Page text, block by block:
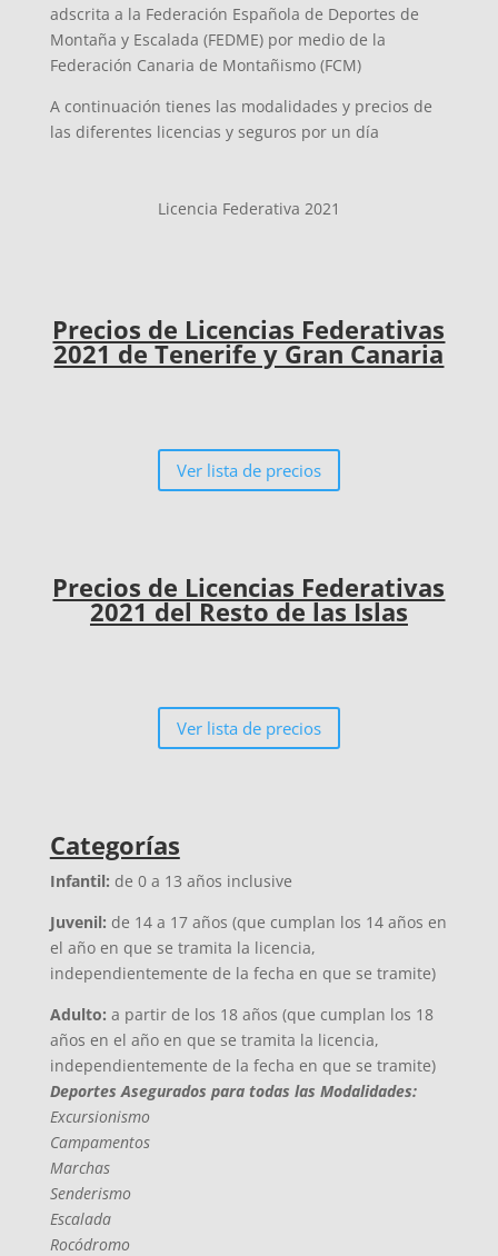
adscrita a la Federación Española de Deportes de
Montaña y Escalada (FEDME) por medio de la
Federación Canaria de Montañismo (FCM)
A continuación tienes las modalidades y precios de
las diferentes licencias y seguros por un día
Licencia Federativa 2021
Precios de Licencias Federativas
2021 de Tenerife y Gran Canaria
Ver lista de precios
Precios de Licencias Federativas
2021 del Resto de las Islas
Ver lista de precios
Categorías
Infantil: de 0 a 13 años inclusive
Juvenil: de 14 a 17 años (que cumplan los 14 años en
el año en que se tramita la licencia,
independientemente de la fecha en que se tramite)
Adulto: a partir de los 18 años (que cumplan los 18
años en el año en que se tramita la licencia,
independientemente de la fecha en que se tramite)
Deportes Asegurados para todas las Modalidades:
Excursionismo
Campamentos
Marchas
Senderismo
Escalada
Rocódromo